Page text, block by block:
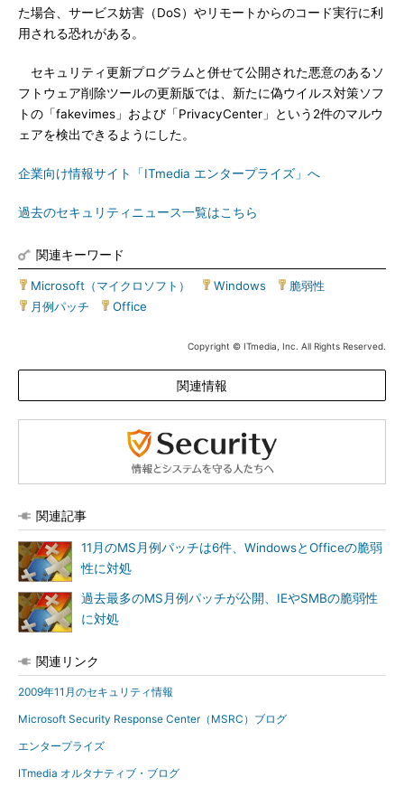
た場合、サービス妨害（DoS）やリモートからのコード実行に利
用される恐れがある。
セキュリティ更新プログラムと併せて公開された悪意のあるソ
フトウェア削除ツールの更新版では、新たに偽ウイルス対策ソフ
トの「fakevimes」および「PrivacyCenter」という2件のマルウ
ェアを検出できるようにした。
企業向け情報サイト「ITmedia エンタープライズ」へ
過去のセキュリティニュース一覧はこちら
関連キーワード
Microsoft（マイクロソフト） Windows 脆弱性
月例パッチ
Office
Copyright © ITmedia, Inc. All Rights Reserved.
関連情報
関連記事
11月のMS月例パッチは6件、WindowsとOfficeの脆弱
性に対処
過去最多のMS月例パッチが公開、IEやSMBの脆弱性
に対処
関連リンク
2009年11月のセキュリティ情報
Microsoft Security Response Center（MSRC）ブログ
エンタープライズ
ITmedia オルタナティブ・ブログ